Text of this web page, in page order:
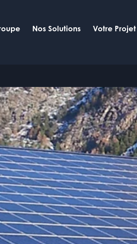
Nos Solutions Votre Projet